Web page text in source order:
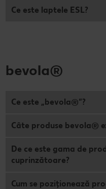
Ce este laptele ESL?
bevola®
Ce este „bevola®“?
Câte produse bevola®
De ce este gama de
cuprinzătoare?
Cum se poziționează